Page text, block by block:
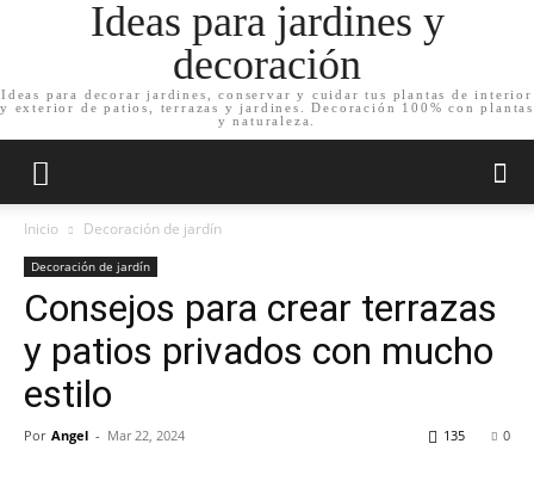
Ideas para jardines y
decoración
Ideas para decorar jardines, conservar y cuidar tus plantas de interior
y exterior de patios, terrazas y jardines. Decoración 100% con plantas
y naturaleza.
Inicio Decoración de jardín
Decoración de jardín
Consejos para crear terrazas
y patios privados con mucho
estilo
Por Angel - Mar 22, 2024 0
135